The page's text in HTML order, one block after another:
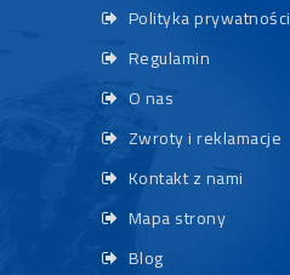
Polityka prywatności
Regulamin
O nas
Zwroty i reklamacje
Kontakt z nami
Mapa strony
Blog